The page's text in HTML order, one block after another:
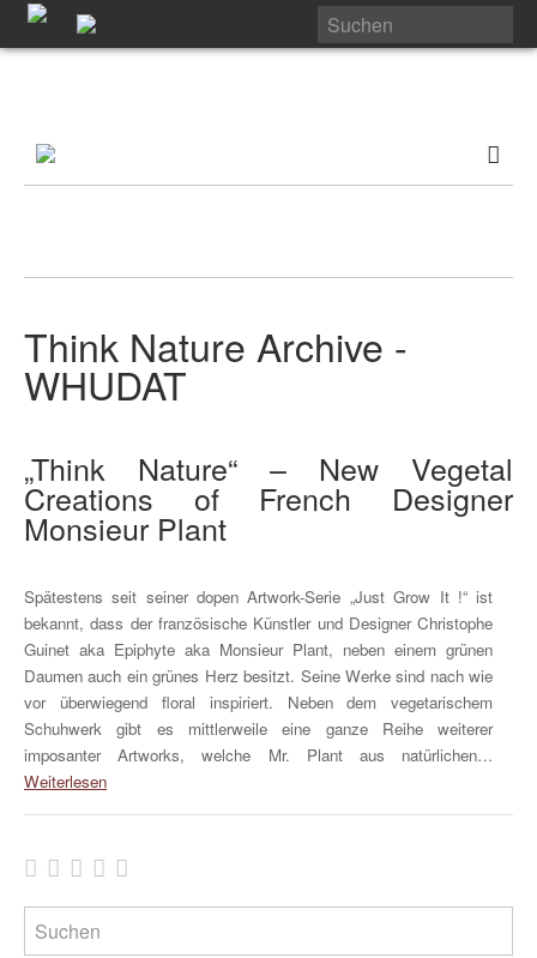
Think Nature Archive -
WHUDAT
„Think Nature“ – New Vegetal
Creations of French Designer
Monsieur Plant
Spätestens seit seiner dopen Artwork-Serie „Just Grow It !“ ist
bekannt, dass der französische Künstler und Designer Christophe
Guinet aka Epiphyte aka Monsieur Plant, neben einem grünen
Daumen auch ein grünes Herz besitzt. Seine Werke sind nach wie
vor überwiegend floral inspiriert. Neben dem vegetarischem
Schuhwerk gibt es mittlerweile eine ganze Reihe weiterer
imposanter Artworks, welche Mr. Plant aus natürlichen…
Weiterlesen